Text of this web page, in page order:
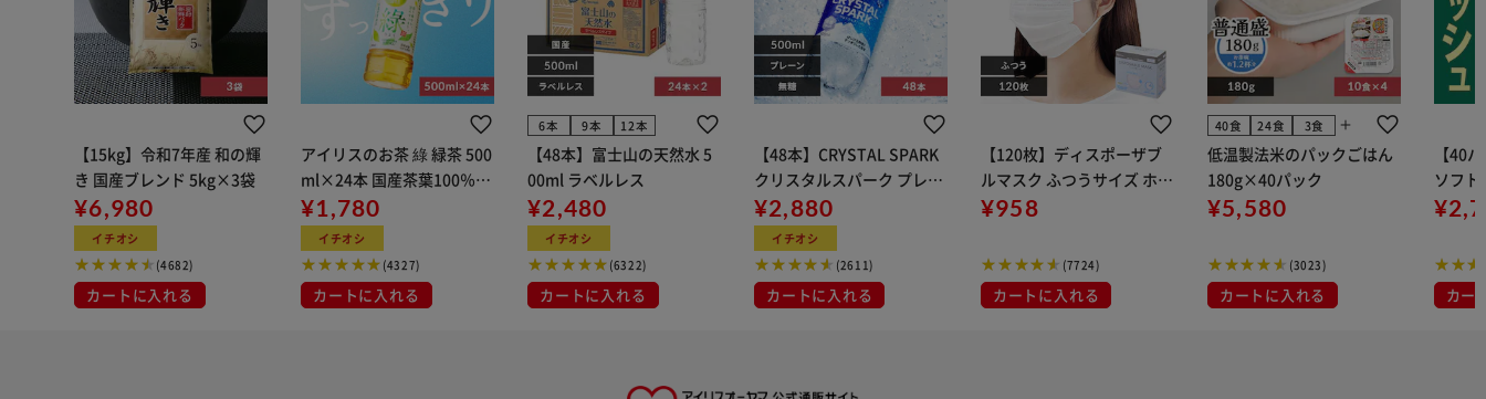
【15kg】令和7年産 和の輝
き 国産ブレンド 5kg×3袋
¥6,980
イチオシ
(4682)
カートに入れる
アイリスのお茶 綠 緑茶 500
ml×24本 国産茶葉100％使
用
¥1,780
イチオシ
(4327)
カートに入れる
6本 9本 12本
【48本】富士山の天然水 5
00ml ラベルレス
¥2,480
イチオシ
(6322)
カートに入れる
【48本】CRYSTAL SPARK
クリスタルスパーク プレー
ン 500ml
¥2,880
イチオシ
(2611)
カートに入れる
【120枚】ディスポーザブ
ルマスク ふつうサイズ ホワ
イト 大容量 DISPOSABLE
布
¥958
(7724)
カートに入れる
40食 24食 3食 add
低温製法米のパックごはん
180g×40パック
¥5,580
(3023)
カートに入れる
【40
ソフ
組) 5
カー